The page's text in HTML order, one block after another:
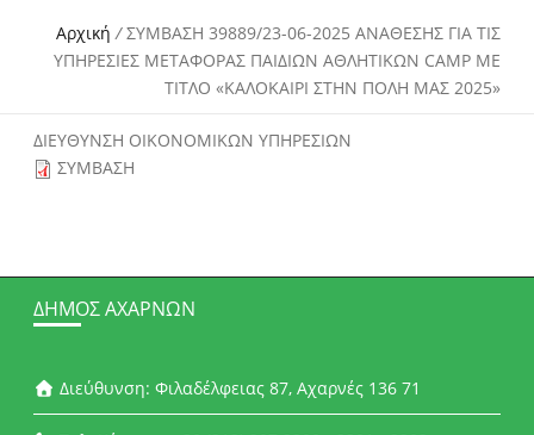
Αρχική /ΣΥΜΒΑΣΗ 39889/23-06-2025 ΑΝΑΘΕΣΗΣ ΓΙΑ ΤΙΣ
ΥΠΗΡΕΣΙΕΣ ΜΕΤΑΦΟΡΑΣ ΠΑΙΔΙΩΝ ΑΘΛΗΤΙΚΩΝ CAMP ΜΕ
ΤΙΤΛΟ «ΚΑΛΟΚΑΙΡΙ ΣΤΗΝ ΠΟΛΗ ΜΑΣ 2025»
ΔΙΕΥΘΥΝΣΗ ΟΙΚΟΝΟΜΙΚΩΝ ΥΠΗΡΕΣΙΩΝ
ΣΥΜΒΑΣΗ
ΔΉΜΟΣ ΑΧΑΡΝΏΝ
Διεύθυνση: Φιλαδέλφειας 87, Αχαρνές 136 71